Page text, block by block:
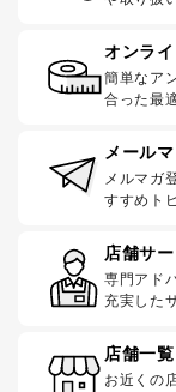
オンラ
簡単なア
合った最
メール
メルマガ
すすめト
店舗サ
専門アド
充実した
店舗一覧
お近くの